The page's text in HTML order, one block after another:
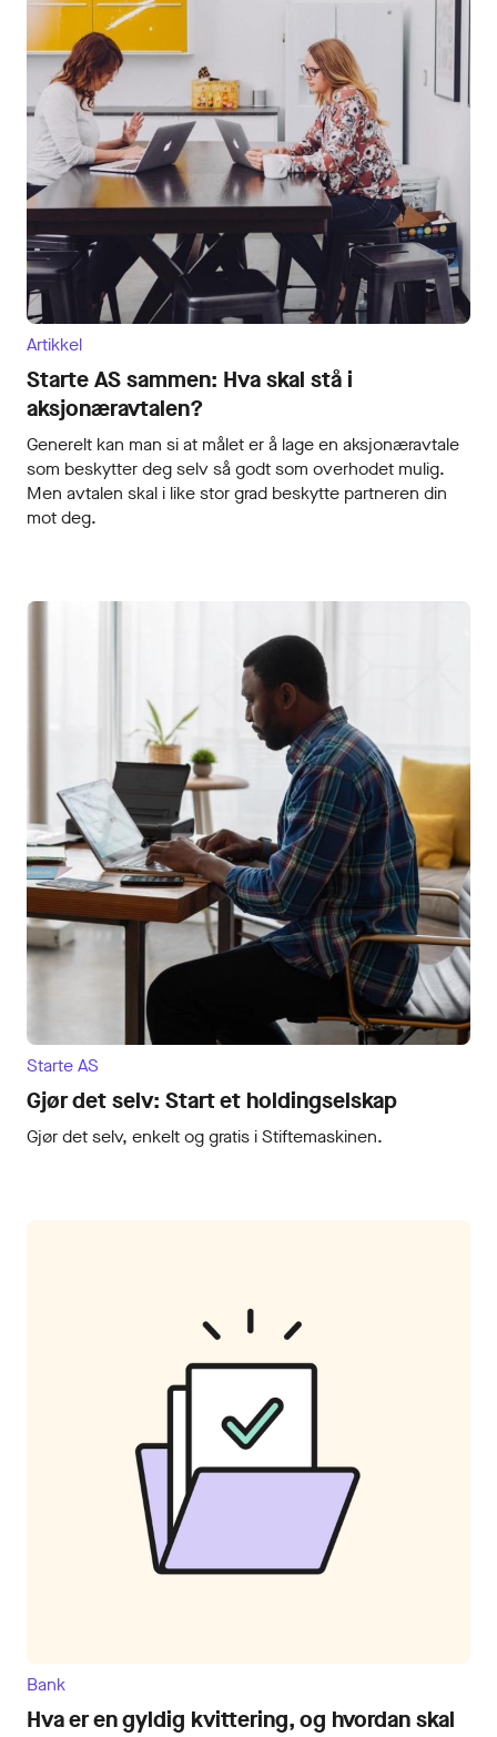
Artikkel
Starte AS sammen: Hva skal stå i
aksjonæravtalen?
Generelt kan man si at målet er å lage en aksjonæravtale
som beskytter deg selv så godt som overhodet mulig.
Men avtalen skal i like stor grad beskytte partneren din
mot deg.
Starte AS
Gjør det selv: Start et holdingselskap
Gjør det selv, enkelt og gratis i Stiftemaskinen.
Bank
Hva er en gyldig kvittering, og hvordan skal